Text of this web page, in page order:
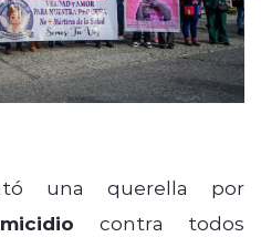
una querella por
contra todos